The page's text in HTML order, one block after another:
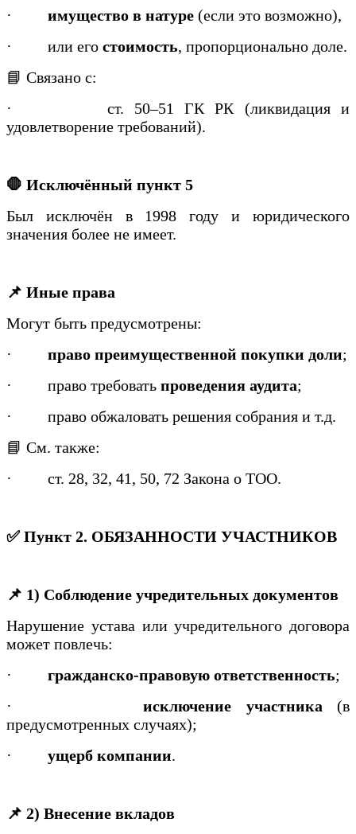
· имущество в натуре (если это возможно),
· или его стоимость, пропорционально доле.
📘 Связано с:
· ст. 50–51 ГК РК (ликвидация и
удовлетворение требований).
🛑 Исключённый пункт 5
Был исключён в 1998 году и юридического
значения более не имеет.
📌 Иные права
Могут быть предусмотрены:
· право преимущественной покупки доли;
· право требовать проведения аудита;
· право обжаловать решения собрания и т.д.
📘 См. также:
· ст. 28, 32, 41, 50, 72 Закона о ТОО.
✅ Пункт 2. ОБЯЗАННОСТИ УЧАСТНИКОВ
📌 1) Соблюдение учредительных документов
Нарушение устава или учредительного договора
может повлечь:
· гражданско-правовую ответственность;
·исключение участника (в
предусмотренных случаях);
· ущерб компании.
📌 2) Внесение вкладов